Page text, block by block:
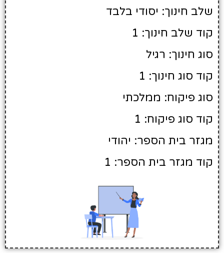
שלב חינוך: יסודי בלבד
קוד שלב חינוך: 1
סוג חינוך: רגיל
קוד סוג חינוך: 1
סוג פיקוח: ממלכתי
קוד סוג פיקוח: 1
מגזר בית הספר: יהודי
קוד מגזר בית הספר: 1